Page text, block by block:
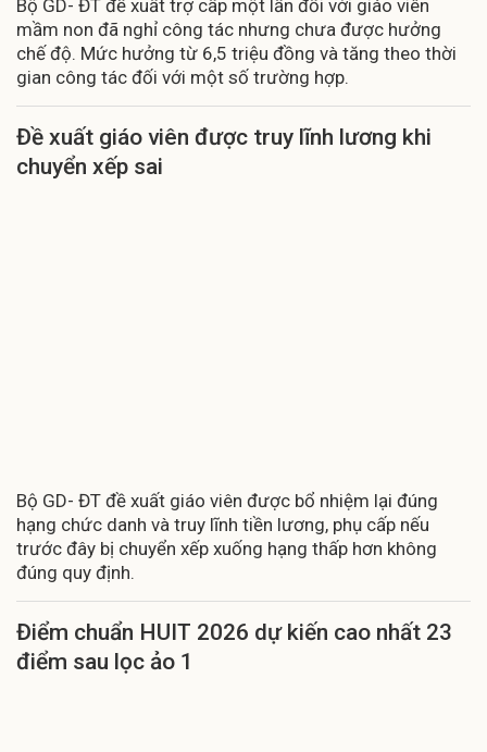
Bộ GD- ĐT đề xuất trợ cấp một lần đối với giáo viên
mầm non đã nghỉ công tác nhưng chưa được hưởng
chế độ. Mức hưởng từ 6,5 triệu đồng và tăng theo thời
gian công tác đối với một số trường hợp.
Đề xuất giáo viên được truy lĩnh lương khi
chuyển xếp sai
Bộ GD- ĐT đề xuất giáo viên được bổ nhiệm lại đúng
hạng chức danh và truy lĩnh tiền lương, phụ cấp nếu
trước đây bị chuyển xếp xuống hạng thấp hơn không
đúng quy định.
Điểm chuẩn HUIT 2026 dự kiến cao nhất 23
điểm sau lọc ảo 1